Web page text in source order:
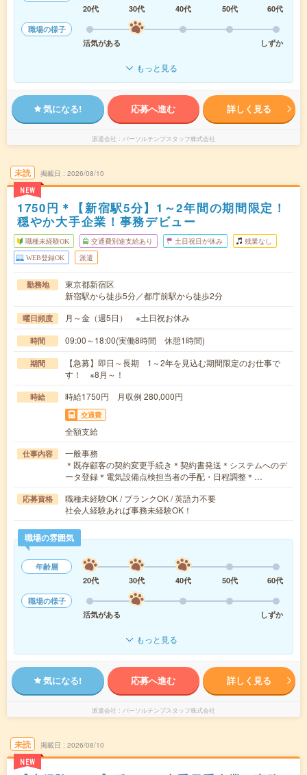
20代 30代 40代 50代
60代
職場の様子
活気がある
しずか
もっと見る
気になる! 応募へ進む 詳しく見る
派遣会社 パーソルテンプスタッフ株式会社
未読
NEW
掲載日 2026/08/10
1750円＊【新宿駅5分】1～2年間の期間限定！
穏やか大手企業！事務デビュー
職種未経験OK 交通費別途支給あり 土日祝日が休み 残業なし
WEB登録OK 派遣
勤務地
東京都新宿区
新宿駅から徒歩5分／都庁前駅から徒歩2分
曜日頻度 月～金（週5日） ※土日祝お休み
時間 09:00～18:00(実働8時間 休憩1時間)
期間
【急募】即日～長期 1～2年を見込む期間限定のお仕事で
す！ ※8月～！
時給 時給1750円 月収例 280,000円
交通費
全額支給
仕事内容
一般事務
＊既存顧客の契約変更手続き＊契約書発送＊システムへのデ
ータ登録＊電気設備点検担当者の手配・日程調整＊…
応募資格
職種未経験OK / ブランクOK / 英語力不要
社会人経験あれば事務未経験OK！
職場の雰囲気
年齢層
20代
30代 40代 50代
60代
職場の様子
活気がある
しずか
もっと見る
気になる! 応募へ進む 詳しく見る
派遣会社 パーソルテンプスタッフ株式会社
未読
NEW
掲載日 2026/08/10